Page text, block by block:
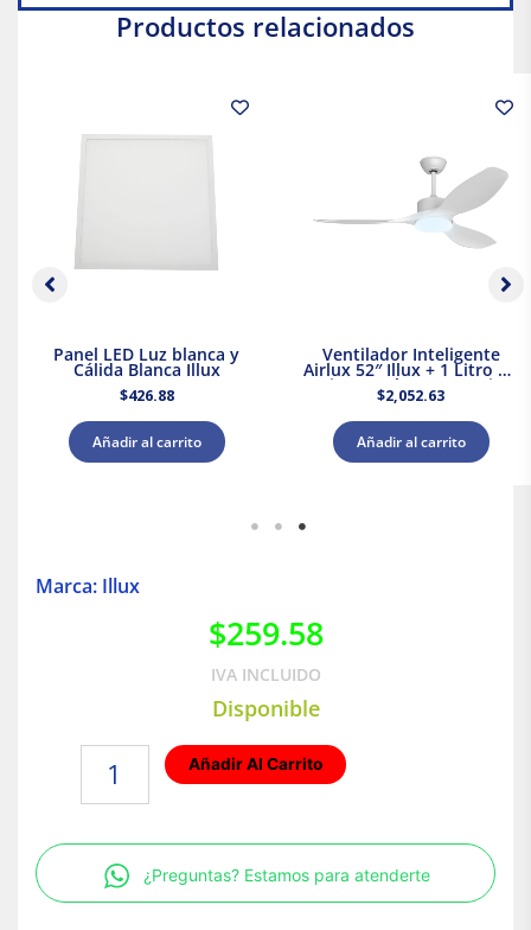
Productos relacionados
Panel LED Luz blanca y
Cálida Blanca Illux
$426.88
Añadir al carrito
Ventilador Inteligente
Airlux 52″ Illux + 1 Litro de
Pintura Blanca Acuario
$2,052.63
Añadir al carrito
Marca: Illux
$259.58
IVA INCLUIDO
Disponible
cálida
8W
Blanco
Añadir Al Carrito
¿Preguntas? Estamos para atenderte